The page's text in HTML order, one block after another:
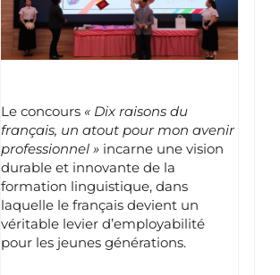
Le concours « Dix raisons du
français, un atout pour mon avenir
professionnel » incarne une vision
durable et innovante de la
formation linguistique, dans
laquelle le français devient un
véritable levier d’employabilité
pour les jeunes générations.